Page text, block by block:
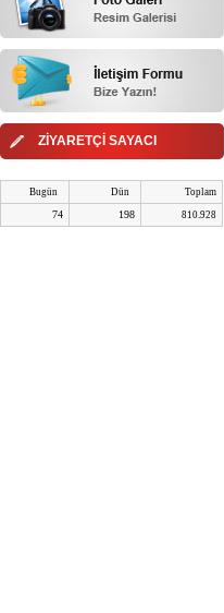
ZİYARETÇİ SAYACI
Bugün Dün Toplam
74 198 810.928